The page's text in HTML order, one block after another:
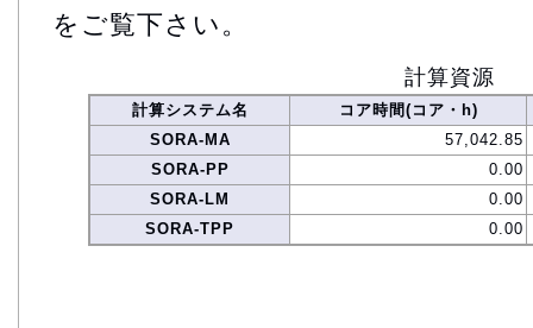
をご覧下さい。
計算資源
計算システム名
コア時間(コア・h)
SORA-MA
57,042.85
SORA-PP
0.00
SORA-LM
0.00
SORA-TPP
0.00